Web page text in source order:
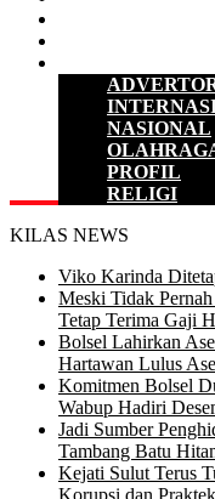
NASIONAL
PROFIL
RELIGI
KILAS NEWS
Viko Karinda
Meski Tidak
Tetap Terima Gaji
Bolsel Lahirkan
Hartawan Lulus
Komitmen Bolsel
Wabup Hadiri
Jadi Sumber
Tambang Batu
Kejati Sulut Terus
Korupsi dan